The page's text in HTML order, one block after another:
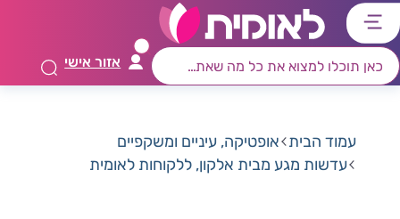
דלג
לתפריט
ראשי
דלג
לרכיב
חיפוש
דלג
לתוכן
מרכזי
דלג
לאזור
קישורים
אזור אישי
עמוד הבית אופטיקה, עיניים ומשקפיים
עדשות מגע מבית אלקון, ללקוחות לאומית